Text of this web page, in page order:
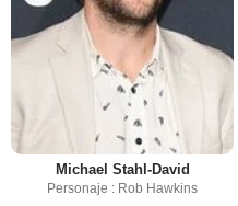
Michael Stahl-David
Personaje : Rob Hawkins